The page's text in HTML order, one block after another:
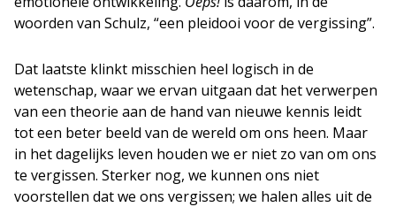
woorden van Schulz, “een pleidooi voor de vergissing”.
Dat laatste klinkt misschien heel logisch in de
wetenschap, waar we ervan uitgaan dat het verwerpen
van een theorie aan de hand van nieuwe kennis leidt
tot een beter beeld van de wereld om ons heen. Maar
in het dagelijks leven houden we er niet zo van om ons
te vergissen. Sterker nog, we kunnen ons niet
voorstellen dat we ons vergissen; we halen alles uit de